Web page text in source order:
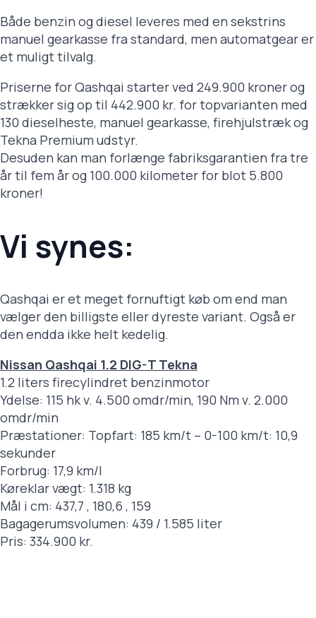
Både benzin og diesel leveres med en sekstrins
manuel gearkasse fra standard, men automatgear er
et muligt tilvalg.
Priserne for Qashqai starter ved 249.900 kroner og
strækker sig op til 442.900 kr. for topvarianten med
130 dieselheste, manuel gearkasse, firehjulstræk og
Tekna Premium udstyr.
Desuden kan man forlænge fabriksgarantien fra tre
år til fem år og 100.000 kilometer for blot 5.800
kroner!
Vi synes:
Qashqai er et meget fornuftigt køb om end man
vælger den billigste eller dyreste variant. Også er
den endda ikke helt kedelig.
Nissan Qashqai 1.2 DIG-T Tekna
1.2 liters firecylindret benzinmotor
Ydelse: 115 hk v. 4.500 omdr/min, 190 Nm v. 2.000
omdr/min
Præstationer: Topfart: 185 km/t – 0-100 km/t: 10,9
sekunder
Forbrug: 17,9 km/l
Køreklar vægt: 1.318 kg
Mål i cm: 437,7 , 180,6 , 159
Bagagerumsvolumen: 439 / 1.585 liter
Pris: 334.900 kr.